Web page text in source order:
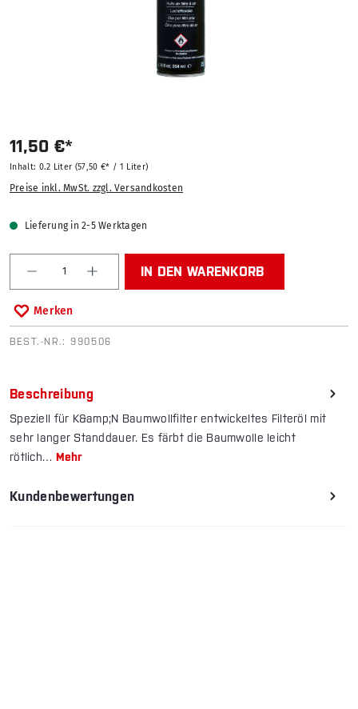
11,50 €*
Inhalt: 0.2 Liter (57,50 €* / 1 Liter)
Preise inkl. MwSt. zzgl. Versandkosten
Lieferung in 2-5 Werktagen
Produkt Anzahl: Gib den gewünschten Wert ein
IN DEN WARENKORB
Merken
BEST.-NR.: 990506
Beschreibung
Speziell für K&amp;N Baumwollfilter entwickeltes Filteröl mit
sehr langer Standdauer. Es färbt die Baumwolle leicht
rötlich… Mehr
Kundenbewertungen